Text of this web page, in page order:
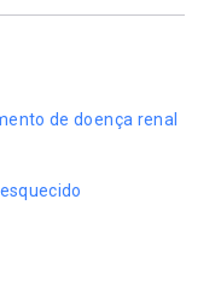
de doença renal